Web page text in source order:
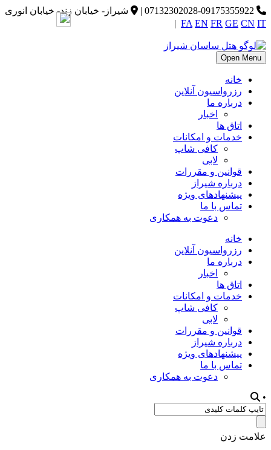
|
شیراز- خیابان زند- خیابان انوری
FA EN FR GE CN IT
|
Open Menu
خانه
رزرواسیون آنلاین
درباره ما
اخبار
اتاق ها
خدمات و امکانات
کافی شاپ
لابی
قوانین و مقررات
درباره شیراز
پیشنهادهای ویژه
تماس با ما
دعوت به همکاری
خانه
رزرواسیون آنلاین
درباره ما
اخبار
اتاق ها
خدمات و امکانات
کافی شاپ
لابی
قوانین و مقررات
درباره شیراز
پیشنهادهای ویژه
تماس با ما
دعوت به همکاری
•
علامت زدن